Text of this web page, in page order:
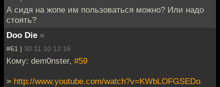
А сидя на жопе им пользоваться можно? Или надо
стоять?
Doo Die »
#61 | 30.11.10 12:16
Кому: dem0nster, #59
> http://www.youtube.com/watch?v=KWbLOFGSEDo